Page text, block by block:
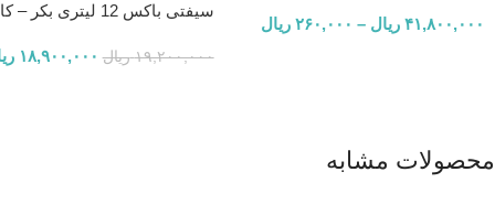
۴۱,۸۰۰,۰۰۰ ریال – ۲۶۰,۰۰۰ ریال
سیفتی باکس 12 لیتری بکر – کارتنی
۱۹,۲۰۰,۰۰۰ ریال ۱۸,۹۰۰,۰۰۰
محصولات مشابه